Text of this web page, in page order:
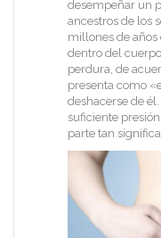
desempeñar un
ancestros de los
millones de años
dentro del
perdura, de
presenta como
deshacerse de
suficiente
parte tan